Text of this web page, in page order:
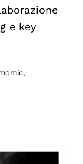
e key
,